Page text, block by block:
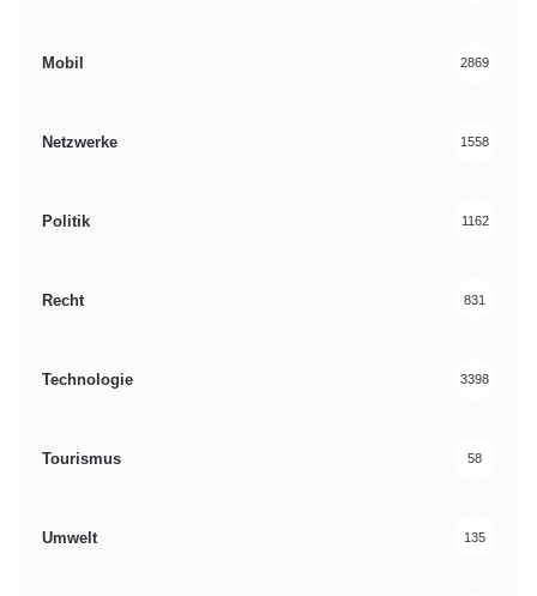
Mobil 2869
Netzwerke 1558
Politik 1162
Recht 831
Technologie 3398
Tourismus 58
Umwelt 135